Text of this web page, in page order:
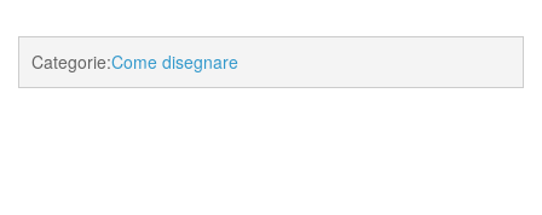
Categorie:Come disegnare